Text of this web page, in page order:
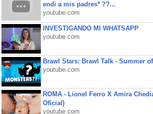
endi a mis padres* ??...
youtube.com
INVESTIGANDO MI WHATSAPP
youtube.com
Brawl Stars: Brawl Talk - Summer
youtube.com
ROMA - Lionel Ferro X Amira
Oficial)
youtube.com